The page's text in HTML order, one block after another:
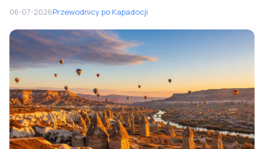
06-07-2026Przewodnicy po Kapadocji